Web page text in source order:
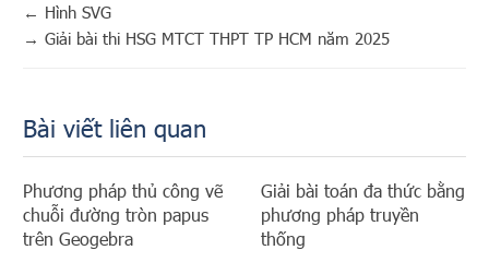
← Hình SVG
→ Giải bài thi HSG MTCT THPT TP HCM năm 2025
Bài viết liên quan
Phương pháp thủ công vẽ
chuỗi đường tròn papus
trên Geogebra
Giải bài toán đa thức bằng
phương pháp truyền
thống